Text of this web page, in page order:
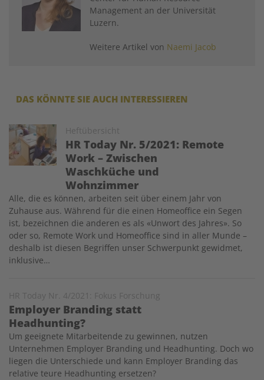
Management an der Universität
Luzern.
Weitere Artikel von Naemi Jacob
DAS KÖNNTE SIE AUCH INTERESSIEREN
Heftübersicht
HR Today Nr. 5/2021: Remote
Work – Zwischen
Waschküche und
Wohnzimmer
Image
Alle, die es können, arbeiten seit über einem Jahr von
Zuhause aus. Während für die einen Homeoffice ein Segen
ist, bezeichnen die anderen es als «Unwort des Jahres». So
oder so, Remote Work und Homeoffice sind in aller Munde –
deshalb ist diesen Begriffen unser Schwerpunkt gewidmet,
inklusive…
HR Today Nr. 4/2021: Fokus Forschung
Employer Branding statt
Headhunting?
Um geeignete Mitarbeitende zu gewinnen, nutzen
Unternehmen Employer Branding und Headhunting. Doch wo
liegen die Unterschiede und kann Employer Branding das
relative teure Headhunting ersetzen?